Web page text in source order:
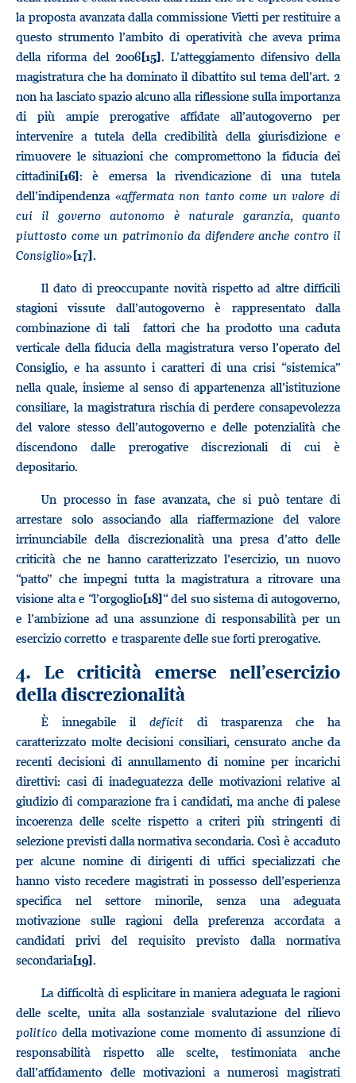
la proposta avanzata dalla commissione Vietti per restituire a
questo strumento l’ambito di operatività che aveva prima
della riforma del 2006[15]. L’atteggiamento difensivo della
magistratura che ha dominato il dibattito sul tema dell’art. 2
non ha lasciato spazio alcuno alla riflessione sulla importanza
di più ampie prerogative affidate all’autogoverno per
intervenire a tutela della credibilità della giurisdizione e
rimuovere le situazioni che compromettono la fiducia dei
cittadini[16]: è emersa la rivendicazione di una tutela
dell’indipendenza «affermata non tanto come un valore di
cui il governo autonomo è naturale garanzia, quanto
piuttosto come un patrimonio da difendere anche contro il
Consiglio»[17].
Il dato di preoccupante novità rispetto ad altre difficili
stagioni vissute dall’autogoverno è rappresentato dalla
combinazione di tali fattori che ha prodotto una caduta
verticale della fiducia della magistratura verso l’operato del
Consiglio, e ha assunto i caratteri di una crisi “sistemica”
nella quale, insieme al senso di appartenenza all’istituzione
consiliare, la magistratura rischia di perdere consapevolezza
del valore stesso dell’autogoverno e delle potenzialità che
discendono dalle prerogative discrezionali di cui è
depositario.
Un processo in fase avanzata, che si può tentare di
arrestare solo associando alla riaffermazione del valore
irrinunciabile della discrezionalità una presa d’atto delle
criticità che ne hanno caratterizzato l’esercizio, un nuovo
“patto” che impegni tutta la magistratura a ritrovare una
visione alta e “l’orgoglio[18]“ del suo sistema di autogoverno,
e l’ambizione ad una assunzione di responsabilità per un
esercizio corretto e trasparente delle sue forti prerogative.
4. Le criticità emerse nell’esercizio
della discrezionalità
È innegabile il deficit di trasparenza che ha
caratterizzato molte decisioni consiliari, censurato anche da
recenti decisioni di annullamento di nomine per incarichi
direttivi: casi di inadeguatezza delle motivazioni relative al
giudizio di comparazione fra i candidati, ma anche di palese
incoerenza delle scelte rispetto a criteri più stringenti di
selezione previsti dalla normativa secondaria. Così è accaduto
per alcune nomine di dirigenti di uffici specializzati che
hanno visto recedere magistrati in possesso dell’esperienza
specifica nel settore minorile, senza una adeguata
motivazione sulle ragioni della preferenza accordata a
candidati privi del requisito previsto dalla normativa
secondaria[19].
La difficoltà di esplicitare in maniera adeguata le ragioni
delle scelte, unita alla sostanziale svalutazione del rilievo
politico della motivazione come momento di assunzione di
responsabilità rispetto alle scelte, testimoniata anche
dall’affidamento delle motivazioni a numerosi magistrati